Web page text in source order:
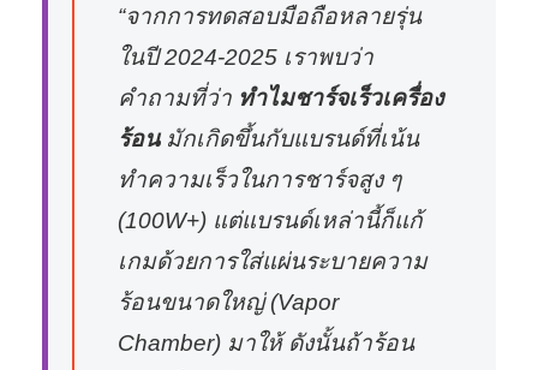
“จากการทดสอบมือถือหลายรุ่น
ในปี 2024-2025 เราพบว่า
คำถามที่ว่า ทำไมชาร์จเร็วเครื่อง
ร้อนมักเกิดขึ้นกับแบรนด์ที่เน้น
ทำความเร็วในการชาร์จสูง ๆ
(100W+) แต่แบรนด์เหล่านี้ก็แก้
เกมด้วยการใส่แผ่นระบายความ
ร้อนขนาดใหญ่ (Vapor
Chamber) มาให้ ดังนั้นถ้าร้อน